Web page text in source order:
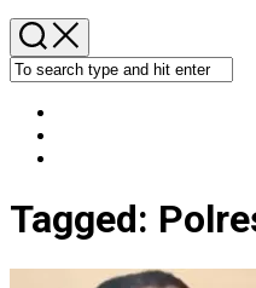
Tagged: